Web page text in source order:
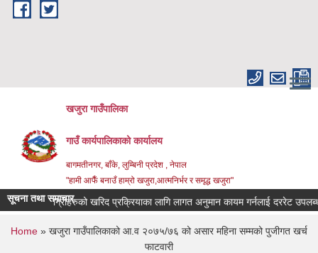
Skip to main content
खजुरा गाउँपालिका
गाउँ कार्यपालिकाको कार्यालय
बागमतीनगर, बाँके, लुम्बिनी प्रदेश , नेपाल
"हामी आफैँ बनाउँ हाम्रो खजुरा,आत्मनिर्भर र समृद्ध खजुरा"
सूचना तथा समाचार
सामाग्रीहरुको खरिद प्रक्रियाका लागि लागत अनुमान कायम गर्नलाई दररेट उपलब्ध
You are here
Home » खजुरा गाउँपालिकाको आ.व २०७५/७६ को असार महिना सम्मको पुजीगत खर्च
फाटवारी